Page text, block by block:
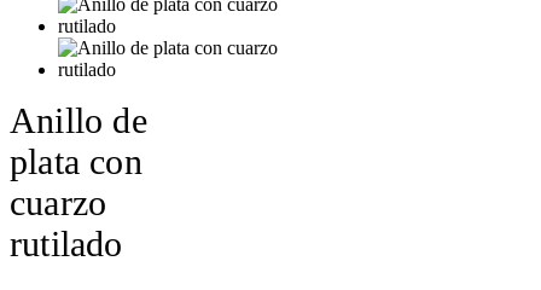
Anillo de
plata con
cuarzo
rutilado